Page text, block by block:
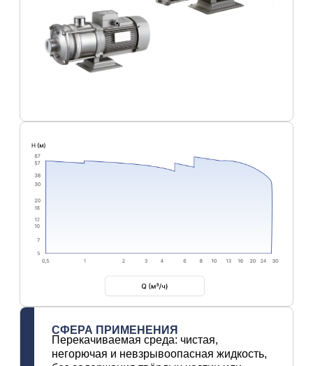
СФЕРА ПРИМЕНЕНИЯ
Перекачиваемая среда: чистая,
негорючая и невзрывоопасная жидкость,